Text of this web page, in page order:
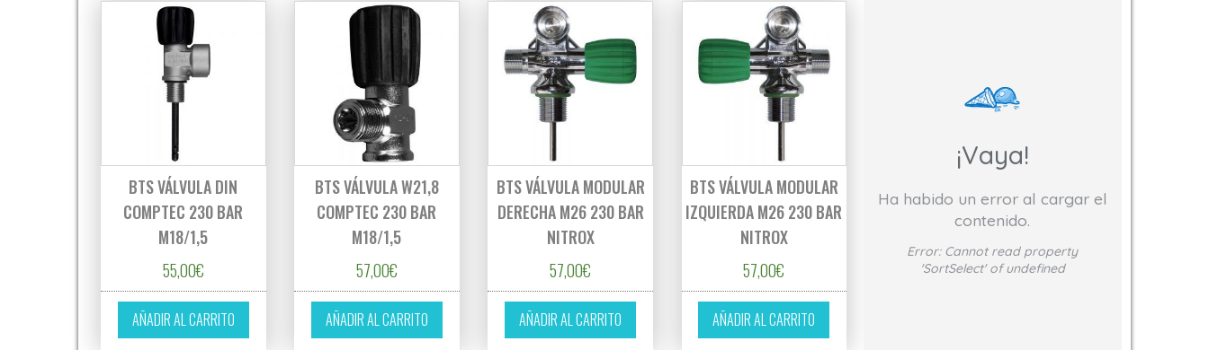
BTS VÁLVULA DIN
COMPTEC 230 BAR
M18/1,5
55,00€
AÑADIR AL CARRITO
BTS VÁLVULA W21,8
COMPTEC 230 BAR
M18/1,5
57,00€
AÑADIR AL CARRITO
BTS VÁLVULA MODULAR
DERECHA M26 230 BAR
NITROX
57,00€
AÑADIR AL CARRITO
BTS VÁLVULA MODULAR
IZQUIERDA M26 230 BAR
NITROX
57,00€
AÑADIR AL CARRITO
¡Vaya!
Ha habido un error al cargar el
contenido.
Error: Cannot read property
'SortSelect' of undefined